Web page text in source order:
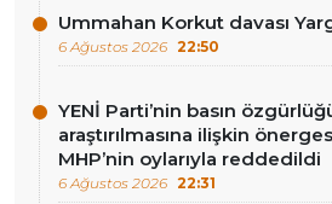
Ummahan Korkut davası
6 Ağustos 2026 22:50
YENİ Parti’nin basın
araştırılmasına ilişkin
MHP’nin oylarıyla reddedildi
6 Ağustos 2026 22:31